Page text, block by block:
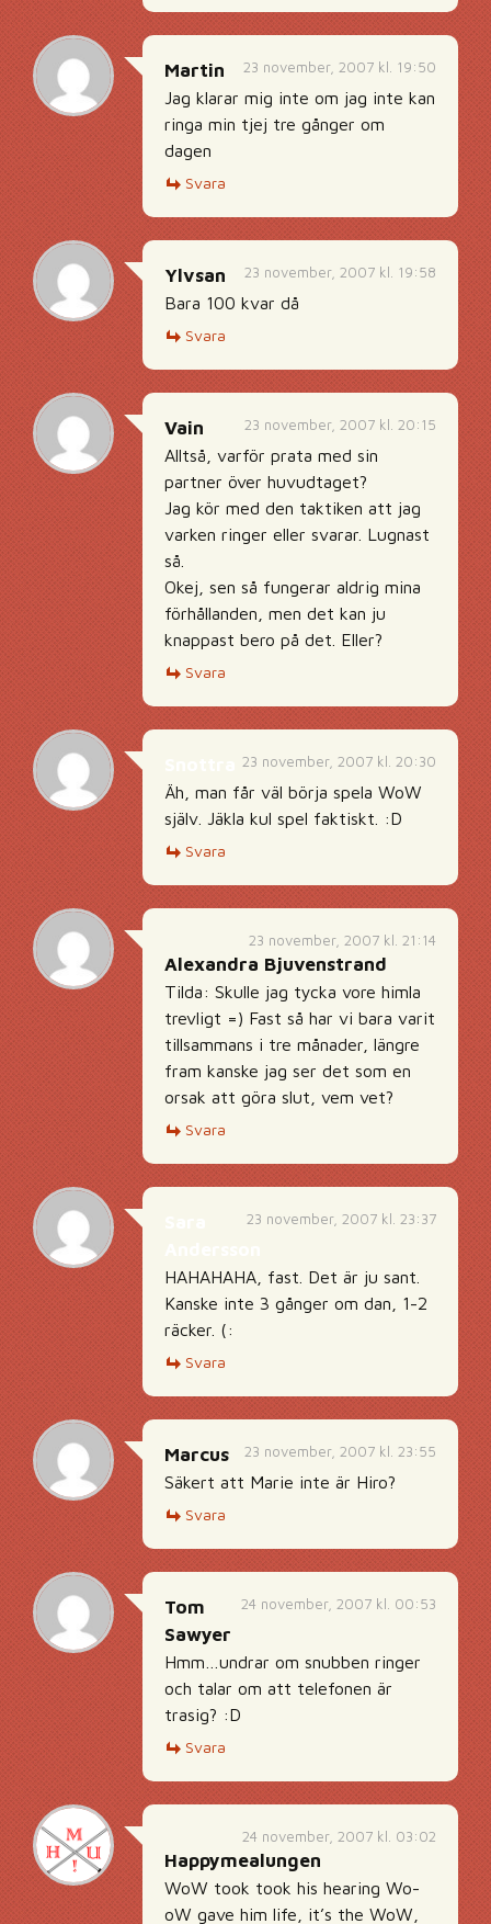
23 november, 2007 kl. 19:50
Martin
Jag klarar mig inte om jag inte kan
ringa min tjej tre gånger om
dagen
Svara
23 november, 2007 kl. 19:58
Ylvsan
Bara 100 kvar då
Svara
23 november, 2007 kl. 20:15
Vain
Alltså, varför prata med sin
partner över huvudtaget?
Jag kör med den taktiken att jag
varken ringer eller svarar. Lugnast
så.
Okej, sen så fungerar aldrig mina
förhållanden, men det kan ju
knappast bero på det. Eller?
Svara
23 november, 2007 kl. 20:30
Äh, man får väl börja spela WoW
själv. Jäkla kul spel faktiskt. :D
Svara
23 november, 2007 kl. 21:14
Alexandra Bjuvenstrand
Tilda: Skulle jag tycka vore himla
trevligt =) Fast så har vi bara varit
tillsammans i tre månader, längre
fram kanske jag ser det som en
orsak att göra slut, vem vet?
Svara
23 november, 2007 kl. 23:37
HAHAHAHA, fast. Det är ju sant.
Kanske inte 3 gånger om dan, 1-2
räcker. (:
Svara
23 november, 2007 kl. 23:55
Marcus
Säkert att Marie inte är Hiro?
Svara
24 november, 2007 kl. 00:53
Tom
Sawyer
Hmm…undrar om snubben ringer
och talar om att telefonen är
trasig? :D
Svara
24 november, 2007 kl. 03:02
Happymealungen
WoW took took his hearing Wo-
oW gave him life, it’s the WoW,